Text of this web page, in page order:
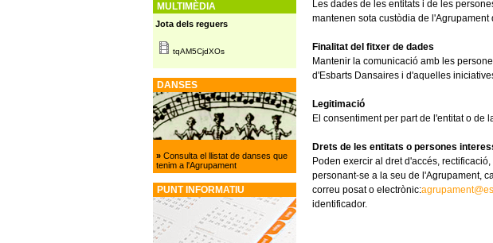
Les dades de les entitats i de les
mantenen sota custòdia de l'Agrupament
Finalitat del fitxer de dades
Mantenir la comunicació amb les
d'Esbarts Dansaires i d'aquelles
Legitimació
El consentiment per part de l'entitat o de
Drets de les entitats o persones
Poden exercir al dret d'accés,
personant-se a la seu de l'Agrupament,
correu posat o electrònic:
identificador.
MULTIMÈDIA
Jota dels reguers
tqAM5CjdXOs
DANSES
»Consulta el llistat de danses que
tenim a l'Agrupament
PUNT INFORMATIU